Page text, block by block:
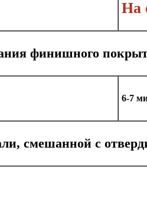
На
финишного
6-7
смешанной с